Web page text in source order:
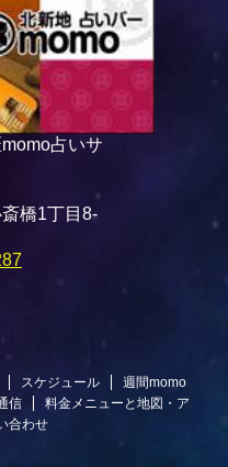
占いサ
橋1丁目8-
スケジュール
週間momo
信
料金メニューと地図・ア
合わせ